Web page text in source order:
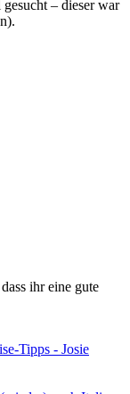
– dieser war
ihr eine gute
Tipps - Josie